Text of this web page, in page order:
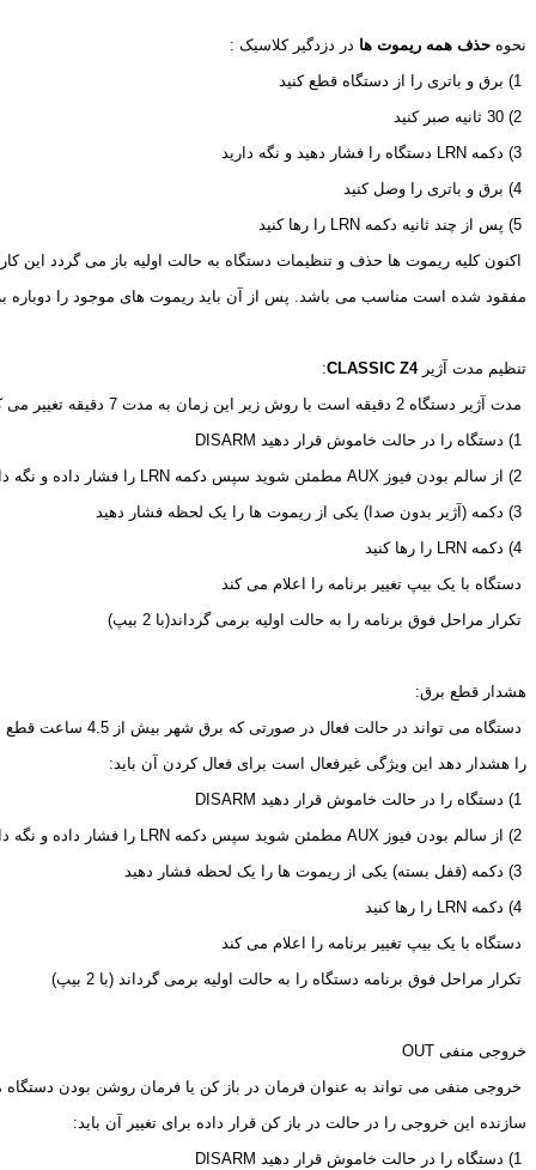
نحوه حذف همه ریموت ها در دزدگیر کلاسیک :
LRN دستگاه را فشار دهید و نگه دارید
LRN را رها کنید
اکنون کلیه ریموت ها حذف و تنظیمات دستگاه به حالت اولیه باز می گردد این
مفقود شده است مناسب می باشد. پس از آن باید ریموت های موجود را دوباره
تنظیم مدت آژیر CLASSIC Z4
:
مدت آژیر دستگاه 2 دقیقه است با روش زیر این زمان به مدت 7 دقیقه تغییر می کند
DISARM
AUX مطمئن شوید سپس دکمه LRN را فشار داده و نگه
LRN را رها کنید
دستگاه با یک بیپ تغییر برنامه را اعلام می کند
تکرار مراحل فوق برنامه را به حالت اولیه برمی گرداند(با 2 بیپ)
هشدار قطع برق:
دستگاه می تواند در حالت فعال در صورتی که برق شهر بیش از 4.5 ساعت قطع شود با یک دوره آلارم احتمال خرابکاری
را هشدار دهد این ویژگی غیرفعال است برای فعال کردن آن باید:
DISARM
AUX مطمئن شوید سپس دکمه LRN را فشار داده و نگه
LRN را رها کنید
دستگاه با یک بیپ تغییر برنامه را اعلام می کند
تکرار مراحل فوق برنامه دستگاه را به حالت اولیه برمی گرداند (با 2 بیپ)
خروجی منفی OUT
خروجی منفی می تواند به عنوان فرمان در باز کن یا فرمان روشن بودن دستگاه
سازنده این خروجی را در حالت در باز کن قرار داده برای تغییر آن باید:
DISARM